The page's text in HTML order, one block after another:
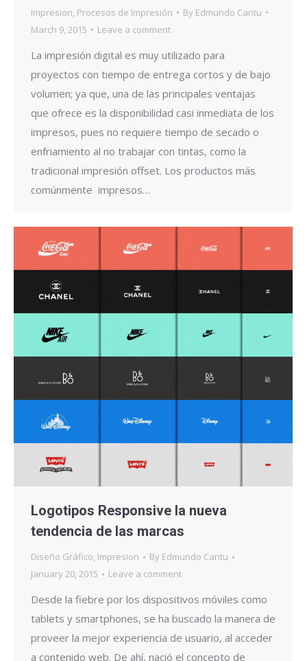
Impresion, Procesos de Impresión By Edmundo Cantu
March 9, 2015
Leave a comment
La impresión digital es muy utilizado para
proyectos con tiempo de entrega cortos y de bajo
volumen; ya que, una de las principales ventajas
que ofrece es la disponibilidad casi inmediata de los
impresos, pues no requiere tiempo de secado o
enfriamiento al no trabajar con tintas, como la
tradicional impresión offset. Los productos más
comúnmente impresos…
Logotipos Responsive la nueva
tendencia de las marcas
Diseño Gráfico, Impresion By Edmundo Cantu
January 20, 2015
Leave a comment
Desde la fiebre por los dispositivos móviles como
tablets y smartphones, se ha buscado la manera de
proveer la mejor experiencia de usuario, al acceder
a contenido web. De ahí, nació el concepto de